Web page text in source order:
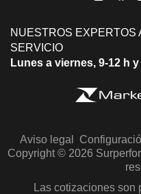
NUESTROS EXPERTOS
SERVICIO
Lunes a viernes, 9-12 h y
Aviso legal
Copyright © 2026
Las cotizaciones son